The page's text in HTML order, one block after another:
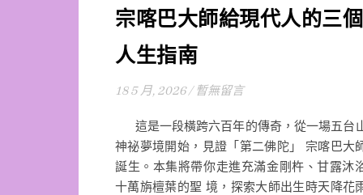
宗喀巴大師給現代人的三個
人生指南
18 5 月, 2026 / 暫無留言
這是一段橫跨六百年的傳奇，從一場五台
神祕夢境開始，見證「第二佛陀」 宗喀巴大
誕生。本集將帶你走進充滿金剛杵、甘露沐
十萬旃檀葉的聖 境，探索大師出生時天降花